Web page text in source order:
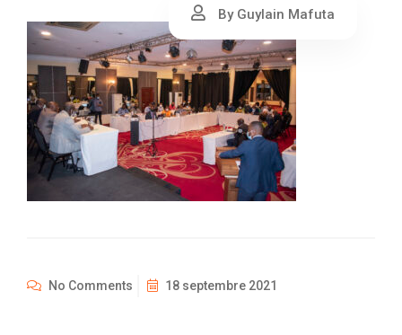
By Guylain Mafuta
No Comments 18 septembre 2021